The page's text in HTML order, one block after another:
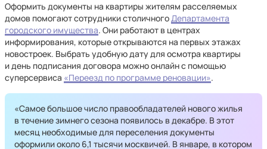
Оформить документы на квартиры жителям расселяемых
домов помогают сотрудники столичногоДепартамента
городского имущества. Они работают в центрах
информирования, которые открываются на первых этажах
новостроек. Выбрать удобную дату для осмотра квартиры
и день подписания договора можно онлайн с помощью
суперсервиса «Переезд по программе реновации».
«Самое большое число правообладателей нового жилья
в течение зимнего сезона появилось в декабре. В этот
месяц необходимые для переселения документы
оформили около 6,1 тысячи москвичей. В январе, в котором